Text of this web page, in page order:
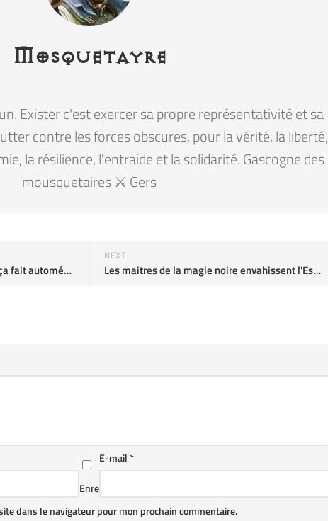
Mosquetayre
Exister c'est exercer sa propre représentativité et sa
contre les forces obscures, pour la vérité, la liberté,
la résilience, l'entraide et la solidarité. Gascogne des
mousquetaires ⚔️ Gers
NEXT
Les maitres de la magie noire envahissent l'Esplanade Saint-Eustache
Un grog dans un verre à Ricard, ça fait automédication camouflée en apéro, non ?
E-mail*
Enre
dans le navigateur pour mon prochain commentaire.